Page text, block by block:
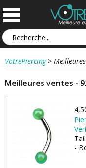
VotrePiercing >
Meilleures ventes -
-